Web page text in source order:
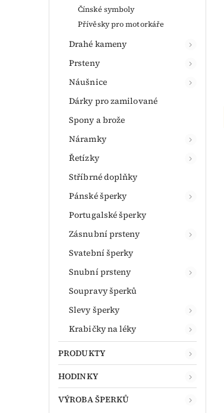
Čínské symboly
Přívěsky pro motorkáře
Drahé kameny
Prsteny
Náušnice
Dárky pro zamilované
Spony a brože
Náramky
Řetízky
Stříbrné doplňky
Pánské šperky
Portugalské šperky
Zásnubní prsteny
Svatební šperky
Snubní prsteny
Soupravy šperků
Slevy šperky
Krabičky na léky
PRODUKTY
HODINKY
VÝROBA ŠPERKŮ